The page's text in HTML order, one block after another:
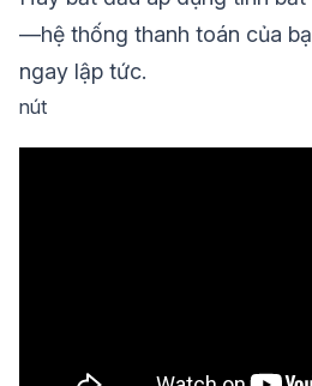
—hệ thống thanh toán của
ngay lập tức.
nút